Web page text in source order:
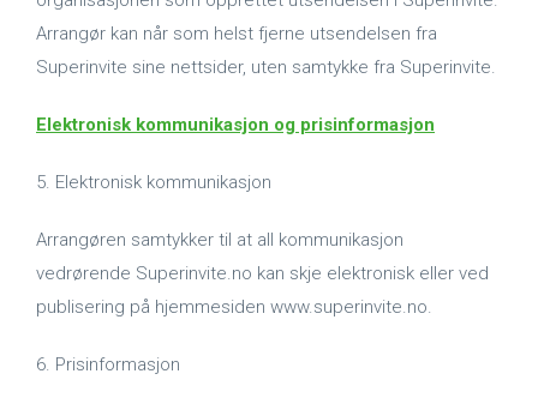
Arrangør kan når som helst fjerne utsendelsen fra
Superinvite sine nettsider, uten samtykke fra Superinvite.
Elektronisk kommunikasjon og prisinformasjon
5. Elektronisk kommunikasjon
Arrangøren samtykker til at all kommunikasjon
vedrørende Superinvite.no kan skje elektronisk eller ved
publisering på hjemmesiden www.superinvite.no.
6. Prisinformasjon